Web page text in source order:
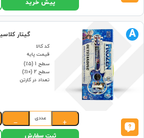
پیش خرید
گیتار
کد کالا
قیمت پایه
سطح 1 (۵٪)
سطح 2 (۱۰٪)
تعداد در کارتن
A
+
عددی
−
ثبت سفارش